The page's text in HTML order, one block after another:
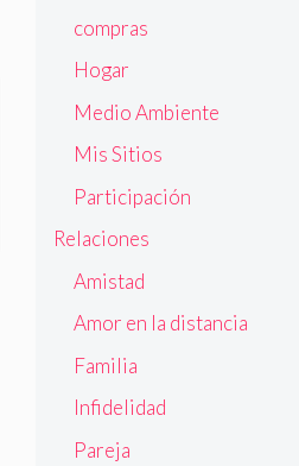
compras
Hogar
Medio Ambiente
Mis Sitios
Participación
Relaciones
Amistad
Amor en la distancia
Familia
Infidelidad
Pareja